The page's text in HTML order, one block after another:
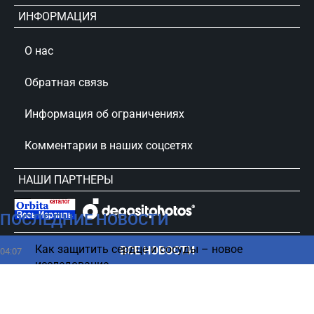
ПОСЛЕДНИЕ НОВОСТИ
04:07
Как защитить сердце и сосуды – новое
исследование
ВСЕ НОВОСТИ
ИНФОРМАЦИЯ
О нас
Обратная связь
Информация об ограничениях
Комментарии в наших соцсетях
НАШИ ПАРТНЕРЫ
сursorinfo.co.il © Все права защищены